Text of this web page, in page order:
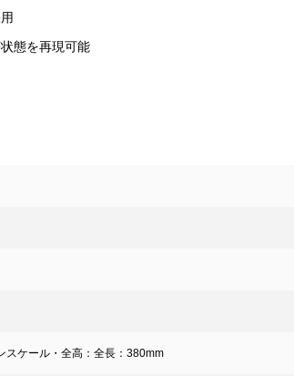
態を再現可能
スケール・全高：全長：380mm